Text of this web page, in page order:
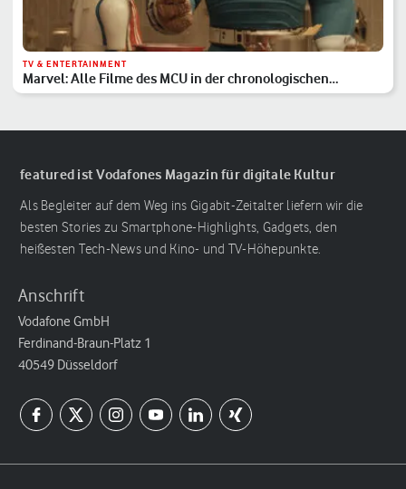
TV & ENTERTAINMENT
Marvel: Alle Filme des MCU in der chronologischen
Reihenfolge
featured ist Vodafones Magazin für digitale Kultur
Als Begleiter auf dem Weg ins Gigabit-Zeitalter liefern wir die
besten Stories zu Smartphone-Highlights, Gadgets, den
heißesten Tech-News und Kino- und TV-Höhepunkte.
Anschrift
Vodafone GmbH
Ferdinand-Braun-Platz 1
40549 Düsseldorf